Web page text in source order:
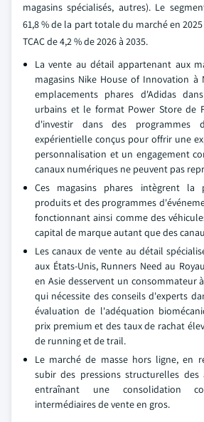
magasins spécialisés, autres). Le
61,8 % de la part totale du marché en
TCAC de 4,2 % de 2026 à 2035.
La vente au détail appartenant aux
magasins Nike House of Innovation à
emplacements phares d'Adidas
urbains et le format Power Store de
d'investir dans des programmes
expérientielle conçus pour offrir une
personnalisation et un engagement
canaux numériques ne peuvent pas
Ces magasins phares intègrent la
produits et des programmes
fonctionnant ainsi comme des
capital de marque autant que des
Les canaux de vente au détail
aux États-Unis, Runners Need au
en Asie desservent un consommateur
qui nécessite des conseils d'experts
évaluation de l'adéquation
prix premium et des taux de rachat
de running et de trail.
Le marché de masse hors ligne, en
subir des pressions structurelles des
entraînant une consolidation
intermédiaires de vente en gros.